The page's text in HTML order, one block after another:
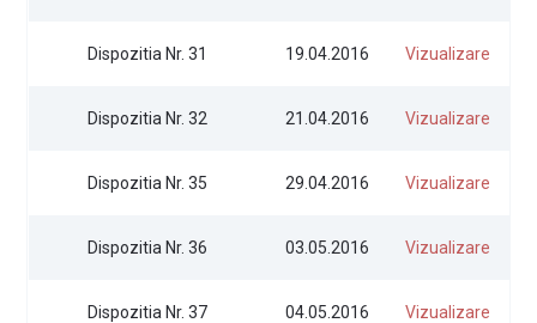
Dispozitia Nr. 31 19.04.2016 Vizualizare
Dispozitia Nr. 32 21.04.2016 Vizualizare
Dispozitia Nr. 35 29.04.2016 Vizualizare
Dispozitia Nr. 36 03.05.2016 Vizualizare
Dispozitia Nr. 37 04.05.2016 Vizualizare